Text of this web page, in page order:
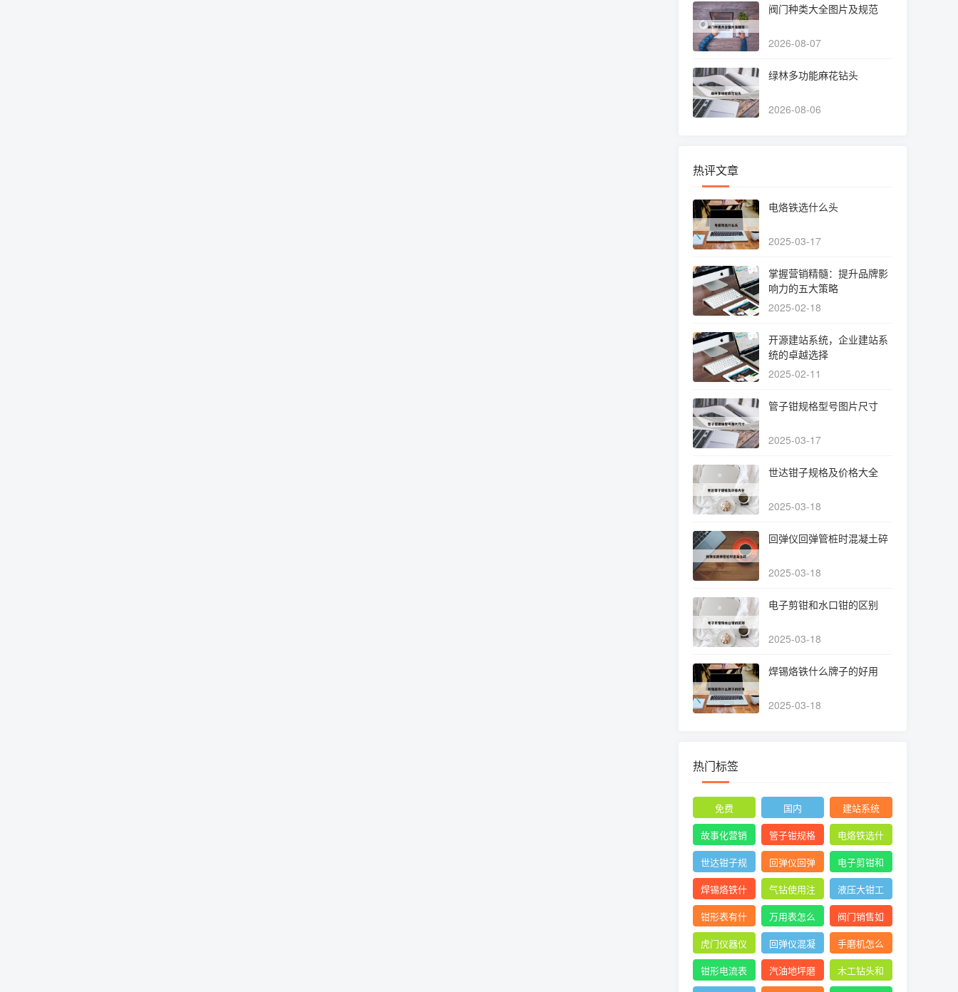
阀门种类大全图片及规范
2026-08-07
绿林多功能麻花钻头
2026-08-06
热评文章
电烙铁选什么头
2025-03-17
掌握营销精髓：提升品牌影
响力的五大策略
2025-02-18
开源建站系统，企业建站系
统的卓越选择
2025-02-11
管子钳规格型号图片尺寸
2025-03-17
世达钳子规格及价格大全
2025-03-18
回弹仪回弹管桩时混凝土碎
2025-03-18
电子剪钳和水口钳的区别
2025-03-18
焊锡烙铁什么牌子的好用
2025-03-18
热门标签
免费 国内
建站系统
故事化营销
管子钳规格
型号图片尺
寸
电烙铁选什
么头
世达钳子规
格及价格大
全
回弹仪回弹
管桩时混凝
土碎
电子剪钳和
水口钳的区
别
焊锡烙铁什
么牌子的好
用
气钻使用注
意图片
液压大钳工
作原理
钳形表有什
么用
万用表怎么
测三相电压
平衡
阀门销售如
何找 ***
虎门仪器仪
表校验
回弹仪混凝
土强度通用
计算公式
手磨机怎么
拆
钳形电流表
汽油地坪磨
木工钻头和